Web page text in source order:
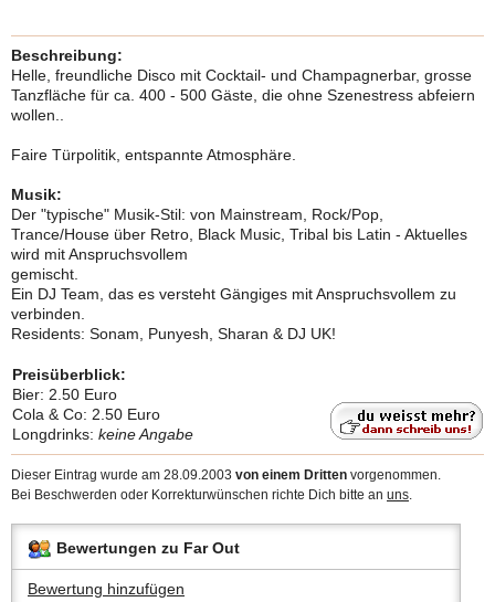
Beschreibung:
Helle, freundliche Disco mit Cocktail- und Champagnerbar, grosse
Tanzfläche für ca. 400 - 500 Gäste, die ohne Szenestress abfeiern
wollen..
Faire Türpolitik, entspannte Atmosphäre.
Musik:
Der "typische" Musik-Stil: von Mainstream, Rock/Pop,
Trance/House über Retro, Black Music, Tribal bis Latin - Aktuelles
wird mit Anspruchsvollem
gemischt.
Ein DJ Team, das es versteht Gängiges mit Anspruchsvollem zu
verbinden.
Residents: Sonam, Punyesh, Sharan & DJ UK!
Preisüberblick:
Bier: 2.50 Euro
Cola & Co: 2.50 Euro
Longdrinks: keine Angabe
Dieser Eintrag wurde am 28.09.2003 von einem Dritten vorgenommen.
Bei Beschwerden oder Korrekturwünschen richte Dich bitte an uns.
Bewertungen zu Far Out
Bewertung hinzufügen